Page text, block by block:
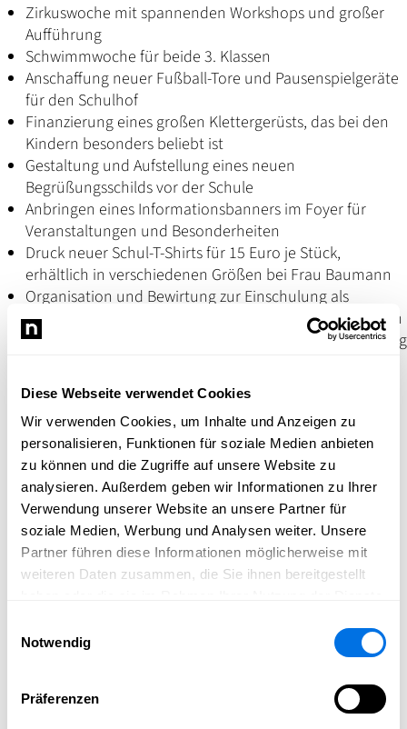
Diese Webseite verwendet Cookies
Wir verwenden Cookies, um Inhalte und Anzeigen zu
personalisieren, Funktionen für soziale Medien anbieten
zu können und die Zugriffe auf unsere Website zu
analysieren. Außerdem geben wir Informationen zu Ihrer
Verwendung unserer Website an unsere Partner für
soziale Medien, Werbung und Analysen weiter. Unsere
Partner führen diese Informationen möglicherweise mit
weiteren Daten zusammen, die Sie ihnen bereitgestellt
Notwendig
Präferenzen
Zirkuswoche mit spannenden Workshops und großer
Aufführung
Schwimmwoche für beide 3. Klassen
Anschaffung neuer Fußball-Tore und Pausenspielgeräte
für den Schulhof
Finanzierung eines großen Klettergerüsts, das bei den
Kindern besonders beliebt ist
Gestaltung und Aufstellung eines neuen
Begrüßungsschilds vor der Schule
Anbringen eines Informationsbanners im Foyer für
Veranstaltungen und Besonderheiten
Druck neuer Schul-T-Shirts für 15 Euro je Stück,
erhältlich in verschiedenen Größen bei Frau Baumann
Organisation und Bewirtung zur Einschulung als
Unterstützung für neue Schulkinder und deren Familien
Jährlicher Zuschuss zu den Klassenkassen zur Förderung
Mehr als finanzielle Unterstützung
Der Förderverein lebt nicht nur von Mitgliedsbeiträgen,
sondern vor allem vom Engagement vieler Helferinnen
und Helfer. Ob Sie eigene Ideen einbringen oder
tatkräftig mit anpacken möchten – als aktives Mitglied im
Förderverein sind Sie herzlich willkommen! Jeder
Beitrag, ob groß oder klein, macht unsere Schule lebens-
und liebenswerter.
Wir freuen uns über jedes neue Mitglied! Der
selbstverständlich auch höher gewählt werden. Für
Spenden – auch über den Jahresbeitrag hinaus – stellen